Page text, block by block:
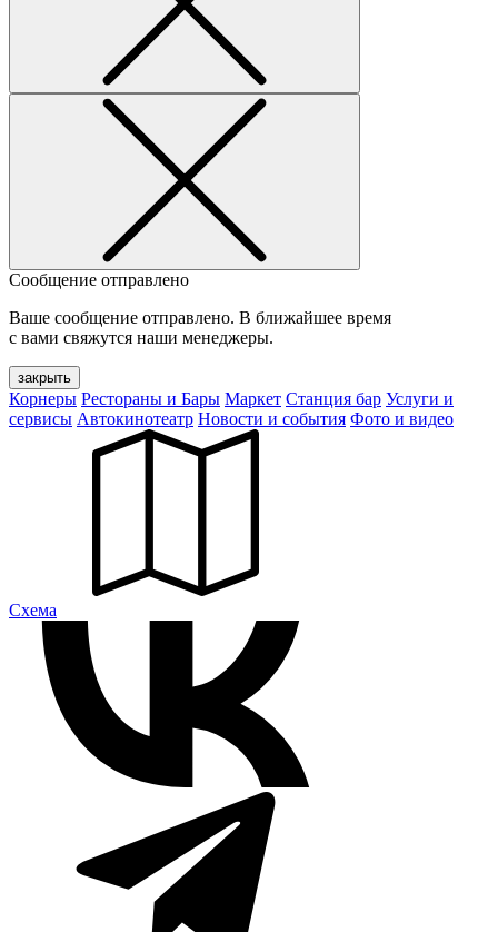
Сообщение отправлено
Ваше сообщение отправлено. В ближайшее время
с вами свяжутся наши менеджеры.
закрыть
Корнеры Рестораны и Бары Маркет Станция бар Услуги и
сервисы Автокинотеатр Новости и события Фото и видео
Cхема